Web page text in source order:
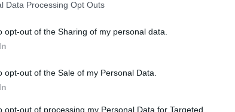
Data Processing Opt Outs
opt-out of the Sharing of my personal data.
opt-out of the Sale of my Personal Data.
opt-out of processing my Personal Data for Targeted
du monde : si
artificielle les a envoyés dans